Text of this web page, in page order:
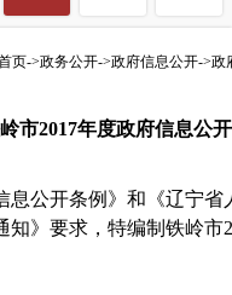
页->政务公开->政府信息公开->政
市2017年度政府信息公
开条例》和《辽宁省
》要求，特编制铁岭市